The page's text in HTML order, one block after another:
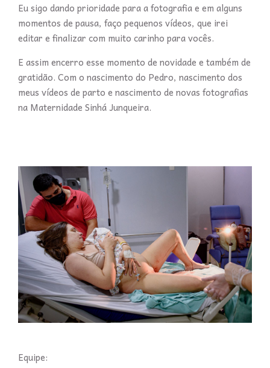
Eu sigo dando prioridade para a fotografia e em alguns
momentos de pausa, faço pequenos vídeos, que irei
editar e finalizar com muito carinho para vocês.
E assim encerro esse momento de novidade e também de
gratidão. Com o nascimento do Pedro, nascimento dos
meus vídeos de parto e nascimento de novas fotografias
na Maternidade Sinhá Junqueira.
Equipe: